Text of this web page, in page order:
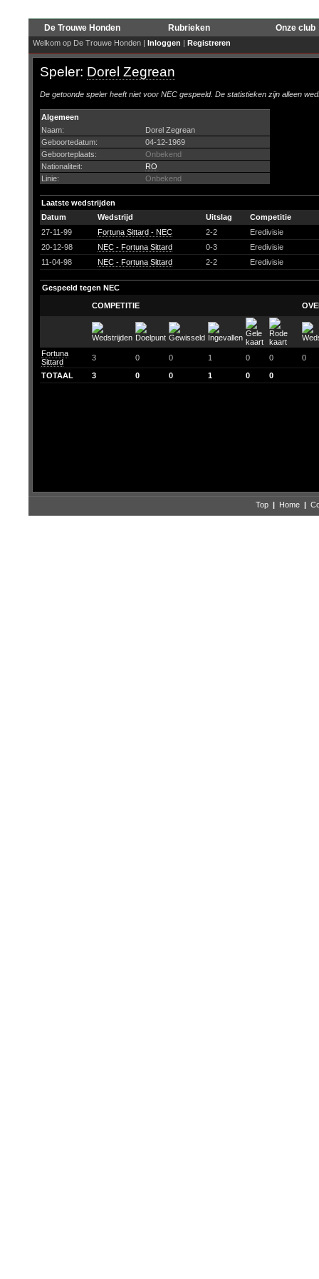
De Trouwe Honden Rubrieken Onze club
Welkom op De Trouwe Honden | Inloggen | Registreren
Speler: Dorel Zegrean
De getoonde speler heeft niet voor NEC gespeeld. De statistieken zijn alleen
Algemeen
Naam:
Dorel Zegrean
Geboortedatum:
04-12-1969
Geboorteplaats:
Onbekend
Nationaliteit:
RO
Linie:
Onbekend
Laatste wedstrijden
Datum
Wedstrijd Uitslag
Competitie
27-11-99
Fortuna Sittard - NEC 2-2
Eredivisie
20-12-98
NEC - Fortuna Sittard 0-3
Eredivisie
11-04-98
NEC - Fortuna Sittard 2-2 Eredivisie
Gespeeld tegen NEC
COMPETITIE
Fortuna
Sittard
3 0 0 1 0 0 0
TOTAAL 3 0 0 1 0 0
Top | Home |